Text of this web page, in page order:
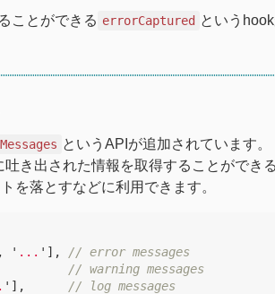
ことができる errorCaptured という
というAPIが追加されています。
き出された情報を取得することができ
を落とすなどに利用できます。
, ' ... ' ],
// error messages
// warning messages
' ],
// log messages